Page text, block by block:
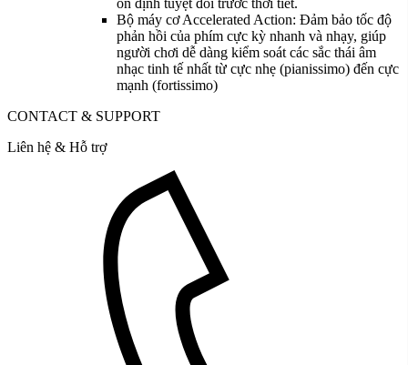
ổn định tuyệt đối trước thời tiết.
Bộ máy cơ Accelerated Action: Đảm bảo tốc độ
phản hồi của phím cực kỳ nhanh và nhạy, giúp
người chơi dễ dàng kiểm soát các sắc thái âm
nhạc tinh tế nhất từ cực nhẹ (pianissimo) đến cực
mạnh (fortissimo)
CONTACT & SUPPORT
Liên hệ & Hỗ trợ